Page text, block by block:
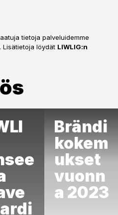
tietoja palveluidemme
Lisätietoja löydät LIWLIG:n
Brändi
kokem
ukset
vuonn
a 2023